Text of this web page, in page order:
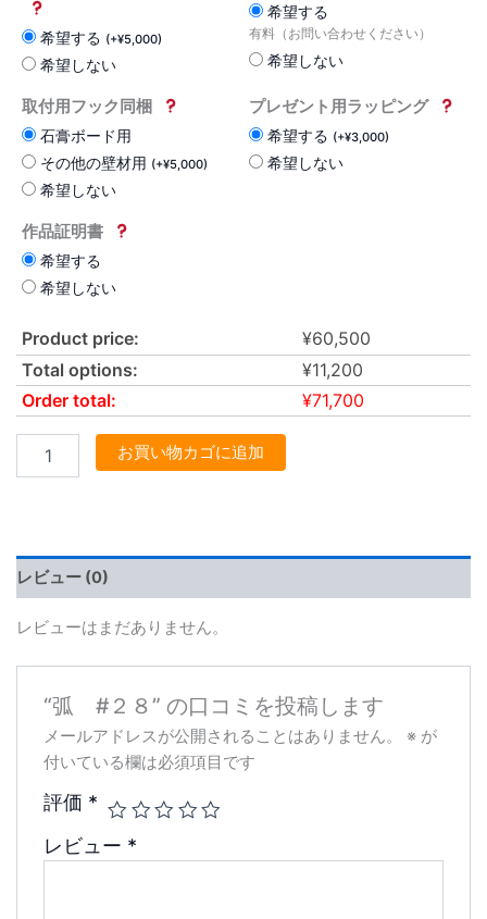
希望する (+¥5,000)
希望しない
希望する
有料（お問い合わせください）
希望しない
取付用フック同梱
石膏ボード用
その他の壁材用 (+¥5,000)
希望しない
プレゼント用ラッピング
希望する (+¥3,000)
希望しない
作品証明書
希望する
希望しない
Product price: ¥60,500
Total options:
¥11,200
Order total:
¥71,700
お買い物カゴに追加
レビュー (0)
レビューはまだありません。
“弧 #２８” の口コミを投稿します
メールアドレスが公開されることはありません。 ※ が
付いている欄は必須項目です
評価 *
レビュー *